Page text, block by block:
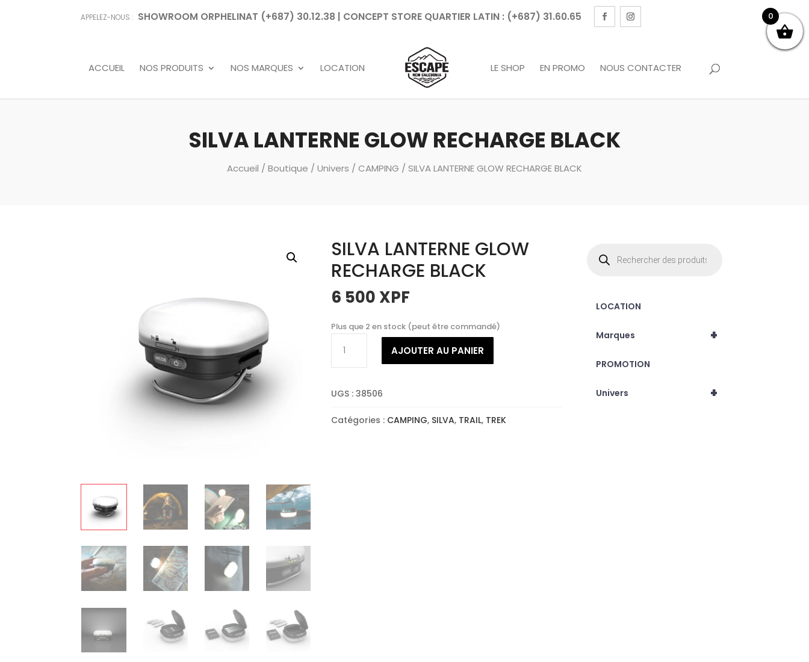
APPELEZ-NOUS : SHOWROOM ORPHELINAT (+687) 30.12.38 | CONCEPT STORE QUARTIER LATIN : (+687) 31.60.65
ACCUEIL NOS PRODUITS NOS MARQUES LOCATION LE SHOP EN PROMO NOUS CONTACTER
SILVA LANTERNE GLOW RECHARGE BLACK
Accueil / Boutique / Univers / CAMPING / SILVA LANTERNE GLOW RECHARGE BLACK
SILVA LANTERNE GLOW
RECHARGE BLACK
6 500 XPF
Plus que 2 en stock (peut être commandé)
SILVA
GLOW
BLACK
AJOUTER AU PANIER
UGS : 38506
Catégories : CAMPING, SILVA, TRAIL, TREK
produits
LOCATION
+
Marques
PROMOTION
+
Univers
0